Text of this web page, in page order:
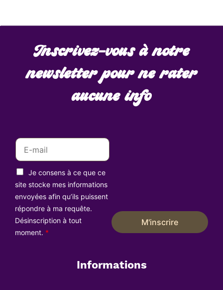
Inscrivez-vous à notre
newsletter pour ne rater
aucune info
E
a
i
l
R
G
P
D
*
Je consens à ce que ce
site stocke mes informations
envoyées afin qu’ils puissent
répondre à ma requête.
Désinscription à tout
moment. *
M'inscrire
Informations